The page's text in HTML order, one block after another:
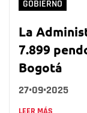
GOBIERNO
La
7.899
Bogotá
27•09•2025